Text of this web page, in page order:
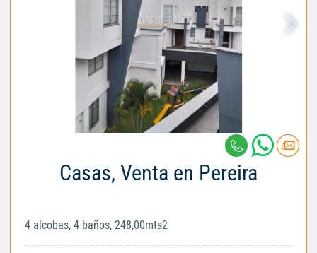
Casas, Venta en Pereira
4 alcobas, 4 baños, 248,00mts2